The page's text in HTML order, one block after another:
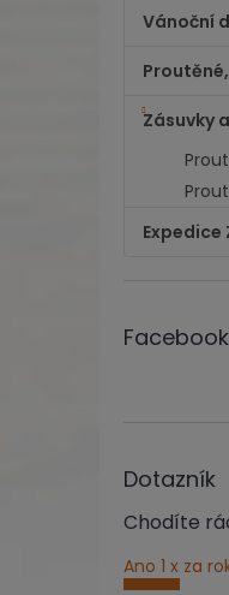
Vánoční
Zásuvky
Expedice
Facebook
Dotazník
Chodíte
Ano 1 x za